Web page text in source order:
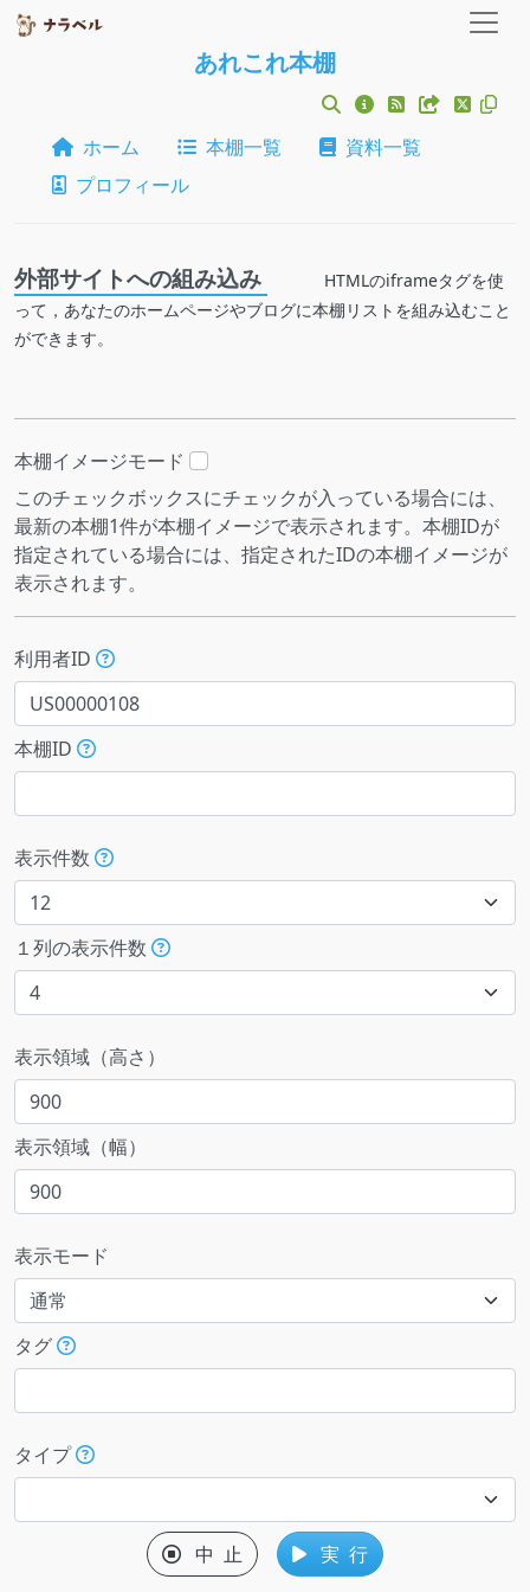
あれこれ本棚
ホーム 本棚一覧
資料一覧
プロフィール
外部サイトへの組み込み
HTMLのiframeタグを使
って，あなたのホームページやブログに本棚リストを組み込むこと
ができます。
本棚イメージモード
このチェックボックスにチェックが入っている場合には、
最新の本棚1件が本棚イメージで表示されます。本棚IDが
指定されている場合には、指定されたIDの本棚イメージが
表示されます。
利用者ID
本棚ID
表示件数
１列の表示件数
表示領域（高さ）
表示領域（幅）
表示モード
タグ
タイプ
中 止 実 行